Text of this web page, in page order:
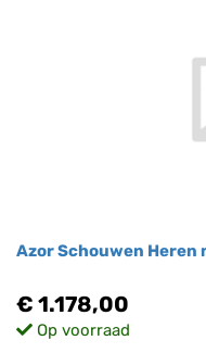
Azor Schouwen Heren
€ 1.178,00
Op voorraad